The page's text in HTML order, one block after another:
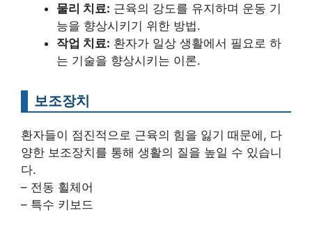
물리 치료: 근육의 강도를 유지하며 운동 기
능을 향상시키기 위한 방법.
작업 치료: 환자가 일상 생활에서 필요로 하
는 기술을 향상시키는 이론.
보조장치
환자들이 점진적으로 근육의 힘을 잃기 때문에, 다
양한 보조장치를 통해 생활의 질을 높일 수 있습니
다.
– 전동 휠체어
– 특수 키보드